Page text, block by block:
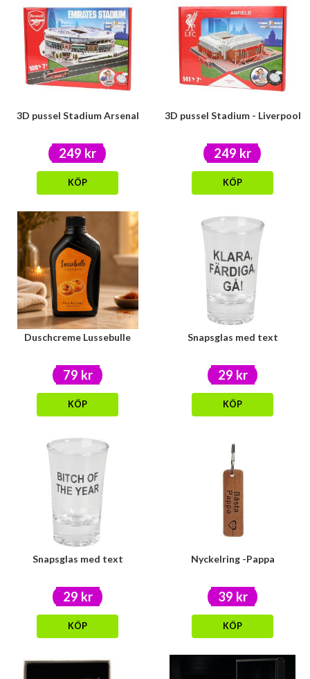
3D pussel Stadium Arsenal
249 kr
KÖP
3D pussel Stadium - Liverpool
249 kr
KÖP
Duschcreme Lussebulle
79 kr
KÖP
Snapsglas med text
29 kr
KÖP
Snapsglas med text
29 kr
KÖP
Nyckelring -Pappa
39 kr
KÖP